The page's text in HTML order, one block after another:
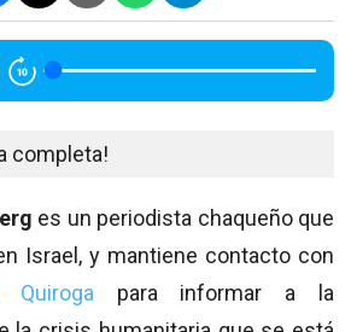
completa!
es un periodista chaqueño que
Israel, y mantiene contacto con
Quiroga para informar a la